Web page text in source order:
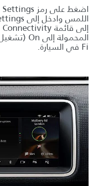
Fi في السيارة.